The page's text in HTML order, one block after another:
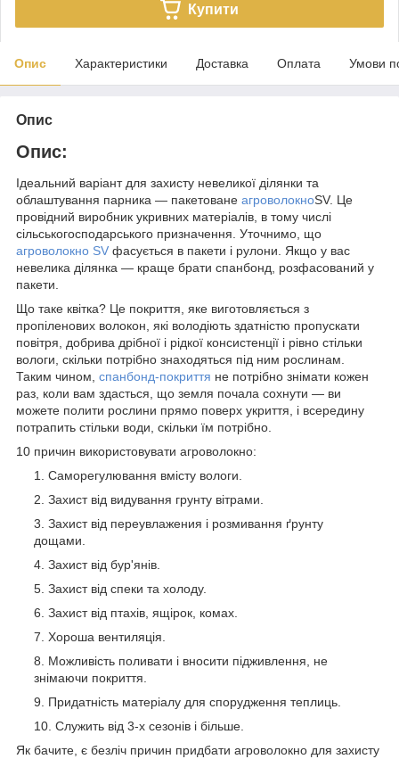
Купити
Опис Характеристики Доставка Оплата Умови
Опис
Опис:
Ідеальний варіант для захисту невеликої ділянки та
облаштування парника — пакетоване агроволокноSV. Це
провідний виробник укривних матеріалів, в тому числі
сільськогосподарського призначення. Уточнимо, що
агроволокно SV фасується в пакети і рулони. Якщо у вас
невелика ділянка — краще брати спанбонд, розфасований у
пакети.
Що таке квітка? Це покриття, яке виготовляється з
пропіленових волокон, які володіють здатністю пропускати
повітря, добрива дрібної і рідкої консистенції і рівно стільки
вологи, скільки потрібно знаходяться під ним рослинам.
Таким чином, спанбонд-покриття не потрібно знімати кожен
раз, коли вам здасться, що земля почала сохнути — ви
можете полити рослини прямо поверх укриття, і всередину
потрапить стільки води, скільки їм потрібно.
10 причин використовувати агроволокно:
Саморегулювання вмісту вологи.
Захист від видування грунту вітрами.
Захист від переувлажения і розмивання ґрунту
дощами.
Захист від бур'янів.
Захист від спеки та холоду.
Захист від птахів, ящірок, комах.
Хороша вентиляція.
Можливість поливати і вносити підживлення, не
знімаючи покриття.
Придатність матеріалу для спорудження теплиць.
Служить від 3-х сезонів і більше.
Як бачите, є безліч причин придбати агроволокно для захисту